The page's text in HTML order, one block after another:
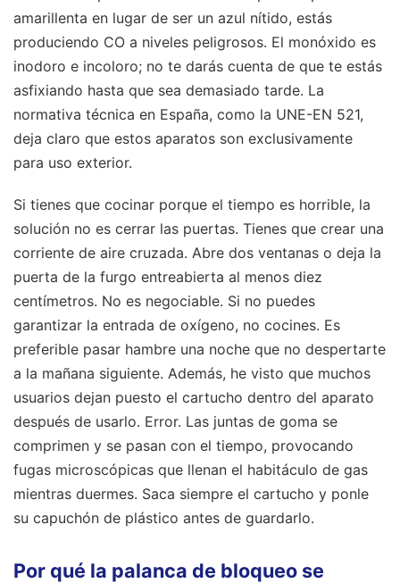
amarillenta en lugar de ser un azul nítido, estás
produciendo CO a niveles peligrosos. El monóxido es
inodoro e incoloro; no te darás cuenta de que te estás
asfixiando hasta que sea demasiado tarde. La
normativa técnica en España, como la UNE-EN 521,
deja claro que estos aparatos son exclusivamente
para uso exterior.
Si tienes que cocinar porque el tiempo es horrible, la
solución no es cerrar las puertas. Tienes que crear una
corriente de aire cruzada. Abre dos ventanas o deja la
puerta de la furgo entreabierta al menos diez
centímetros. No es negociable. Si no puedes
garantizar la entrada de oxígeno, no cocines. Es
preferible pasar hambre una noche que no despertarte
a la mañana siguiente. Además, he visto que muchos
usuarios dejan puesto el cartucho dentro del aparato
después de usarlo. Error. Las juntas de goma se
comprimen y se pasan con el tiempo, provocando
fugas microscópicas que llenan el habitáculo de gas
mientras duermes. Saca siempre el cartucho y ponle
su capuchón de plástico antes de guardarlo.
Por qué la palanca de bloqueo se